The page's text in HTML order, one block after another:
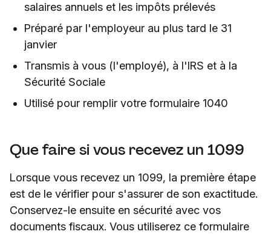
salaires annuels et les impôts prélevés
Préparé par l'employeur au plus tard le 31
janvier
Transmis à vous (l'employé), à l'IRS et à la
Sécurité Sociale
Utilisé pour remplir votre formulaire 1040
Que faire si vous recevez un 1099
Lorsque vous recevez un 1099, la première étape
est de le vérifier pour s'assurer de son exactitude.
Conservez-le ensuite en sécurité avec vos
documents fiscaux. Vous utiliserez ce formulaire